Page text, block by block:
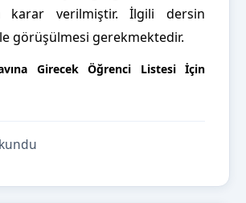
karar verilmiştir. İlgili dersin
görüşülmesi gerekmektedir.
Girecek Öğrenci Listesi İçin